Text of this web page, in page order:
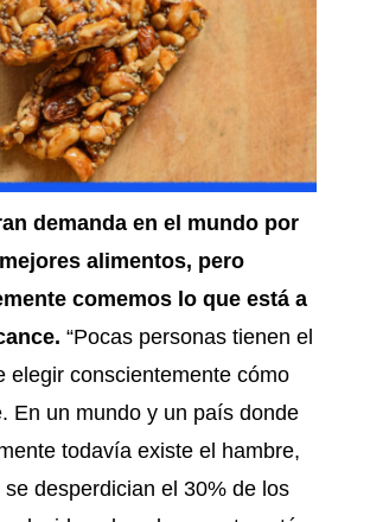
demanda en el mundo por
alimentos, pero
comemos lo que está a
“Pocas personas tienen el
elegir conscientemente cómo
En un mundo y un país donde
todavía existe el hambre,
se desperdician el 30% de los